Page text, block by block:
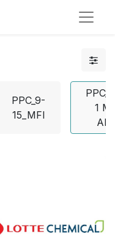
PPC_9-
15_MFI
1